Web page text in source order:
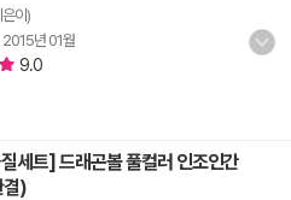
이)
2015년 01월
9.0
세트] 드래곤볼 풀컬러 인조인간
결)